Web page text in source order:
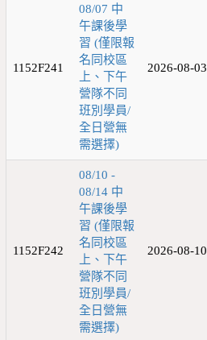
1152F241
08/07 中
午課後學
習 (僅限報
名同校區
上、下午
營隊不同
班別學員/
全日營無
需選擇)
2026-08-03
1152F242
08/10 -
08/14 中
午課後學
習 (僅限報
名同校區
上、下午
營隊不同
班別學員/
全日營無
需選擇)
2026-08-10